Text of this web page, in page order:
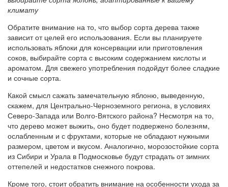
климату
Обратите внимание на то, что выбор сорта дерева также
зависит от целей его использования. Если вы планируете
использовать яблоки для консервации или приготовления
соков, выбирайте сорта с высоким содержанием кислоты и
ароматом. Для свежего употребления подойдут более сладкие
и сочные сорта.
Какой смысл сажать замечательную яблоню, выведенную,
скажем, для Центрально-Черноземного региона, в условиях
Северо-Запада или Волго-Вятского района? Несмотря на то,
что дерево может выжить, оно будет подвержено болезням,
ослабленным и с фруктами, которые не обладают нужными
размером, цветом и вкусом. Аналогично, морозостойкие сорта
из Сибири и Урала в Подмосковье будут страдать от зимних
оттепелей и недостатков снежного покрова.
Кроме того, стоит обратить внимание на особенности ухода за